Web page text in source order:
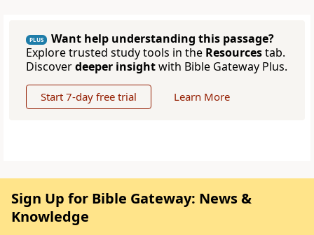
PLUS
Want help understanding this passage?
Explore trusted study tools in the Resourcestab.
Discoverdeeper insightwith Bible Gateway Plus.
Start 7-day free trial Learn More
Sign Up for Bible Gateway: News &
Knowledge